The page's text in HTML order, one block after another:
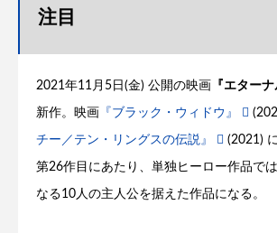
注目
2021年11月5日(金) 公開の映画 『エターナ
新作。映画 『ブラック・ウィドウ』
チー／テン・リングスの伝説』 (2021)
第26作目にあたり、単独ヒーロー作品で
なる10人の主人公を据えた作品になる。